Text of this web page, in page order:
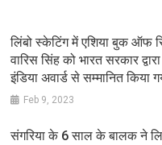
लिंबो स्केटिंग में एशिया बुक ऑफ
वारिस सिंह को भारत सरकार
इंडिया अवार्ड से सम्मानित किया
Feb 9, 2023
संगरिया के 6 साल के बालक ने